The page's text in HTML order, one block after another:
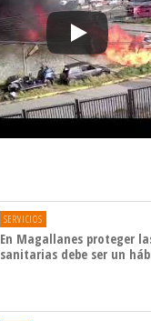
SERVICIOS
En Magallanes proteger
sanitarias debe ser un